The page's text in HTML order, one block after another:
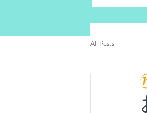
All Posts